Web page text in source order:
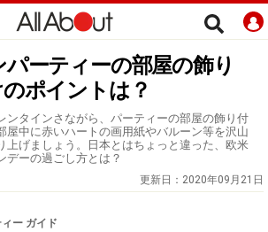
ーティーの部屋の飾り
ポイントは？
ンタインさながら、パーティーの部屋の飾り付
屋中に赤いハートの画用紙やバルーン等を沢山
上げましょう。日本とはちょっと違った、欧米
デーの過ごし方とは？
更新日： 2020年09月21日
ー ガイド